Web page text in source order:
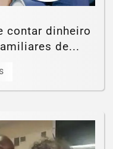
contar dinheiro
de...